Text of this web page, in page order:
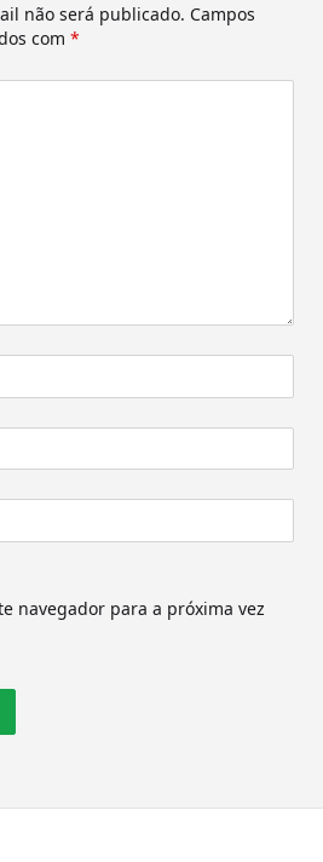
não será publicado. Campos
com *
navegador para a próxima vez